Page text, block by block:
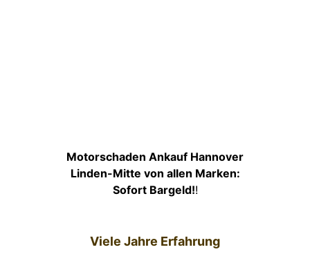
Motorschaden Ankauf Hannover
Linden-Mitte von allen Marken:
Sofort Bargeld!!
Viele Jahre Erfahrung